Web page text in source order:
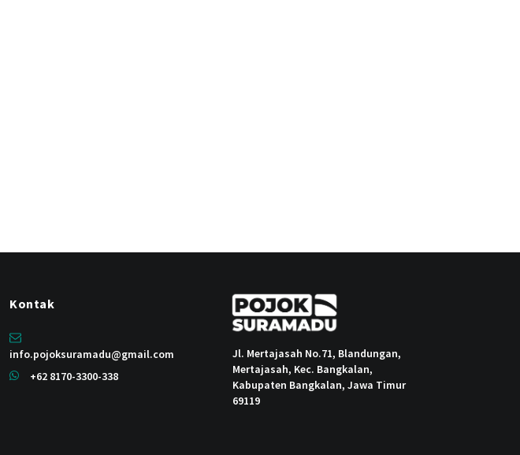
Kontak
info.pojoksuramadu@gmail.com
+62 8170-3300-338
Jl. Mertajasah No.71, Blandungan,
Mertajasah, Kec. Bangkalan,
Kabupaten Bangkalan, Jawa Timur
69119